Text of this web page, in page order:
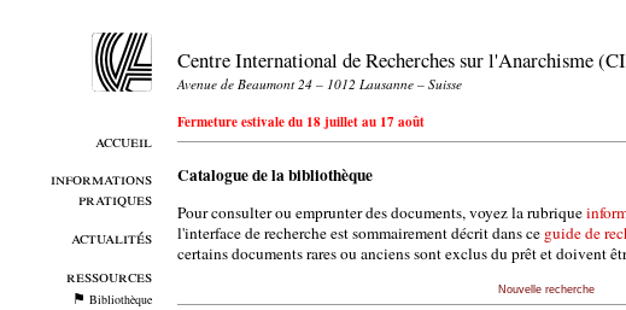
accueil
informations
pratiques
actualités
ressources
Bibliothèque
Centre International de Recherches sur l'Anarchisme
Avenue de Beaumont 24 – 1012 Lausanne – Suisse
Fermeture estivale du 18 juillet au 17 août
Catalogue de la bibliothèque
Pour consulter ou emprunter des documents, voyez la rubrique
l'interface de recherche est sommairement décrit dans ce guide de
certains documents rares ou anciens sont exclus du prêt et doivent
Nouvelle recherche